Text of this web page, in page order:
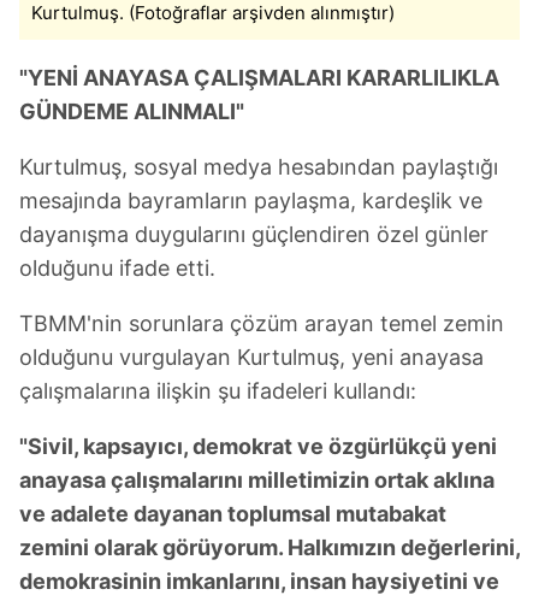
Kurtulmuş. (Fotoğraflar arşivden alınmıştır)
"YENİ ANAYASA ÇALIŞMALARI KARARLILIKLA
GÜNDEME ALINMALI"
Kurtulmuş, sosyal medya hesabından paylaştığı
mesajında bayramların paylaşma, kardeşlik ve
dayanışma duygularını güçlendiren özel günler
olduğunu ifade etti.
TBMM'nin sorunlara çözüm arayan temel zemin
olduğunu vurgulayan Kurtulmuş, yeni anayasa
çalışmalarına ilişkin şu ifadeleri kullandı:
"Sivil, kapsayıcı, demokrat ve özgürlükçü yeni
anayasa çalışmalarını milletimizin ortak aklına
ve adalete dayanan toplumsal mutabakat
zemini olarak görüyorum. Halkımızın değerlerini,
demokrasinin imkanlarını, insan haysiyetini ve